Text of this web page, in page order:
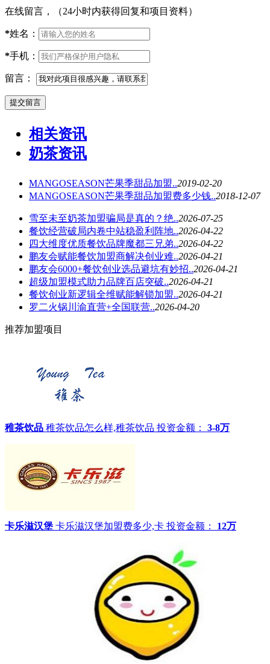
在线留言，（24小时内获得回复和项目资料）
*姓名：
*手机：
留言：
相关资讯
奶茶资讯
MANGOSEASON芒果季甜品加盟..2019-02-20
MANGOSEASON芒果季甜品加盟费多少钱..2018-12-07
雪至未至奶茶加盟骗局是真的？绝..2026-07-25
餐饮经营破局内卷中站稳盈利阵地..2026-04-22
四大维度优质餐饮品牌魔都三兄弟..2026-04-22
鹏友会赋能餐饮加盟商解决创业难..2026-04-21
鹏友会6000+餐饮创业选品避坑有妙招..2026-04-21
超级加盟模式助力品牌百店突破..2026-04-21
餐饮创业新逻辑全维赋能解锁加盟..2026-04-21
罗二火锅川渝直营+全国联营..2026-04-20
推荐加盟项目
稚茶饮品 稚茶饮品怎么样,稚茶饮品 投资金额： 3-8万
卡乐滋汉堡 卡乐滋汉堡加盟费多少,卡 投资金额： 12万